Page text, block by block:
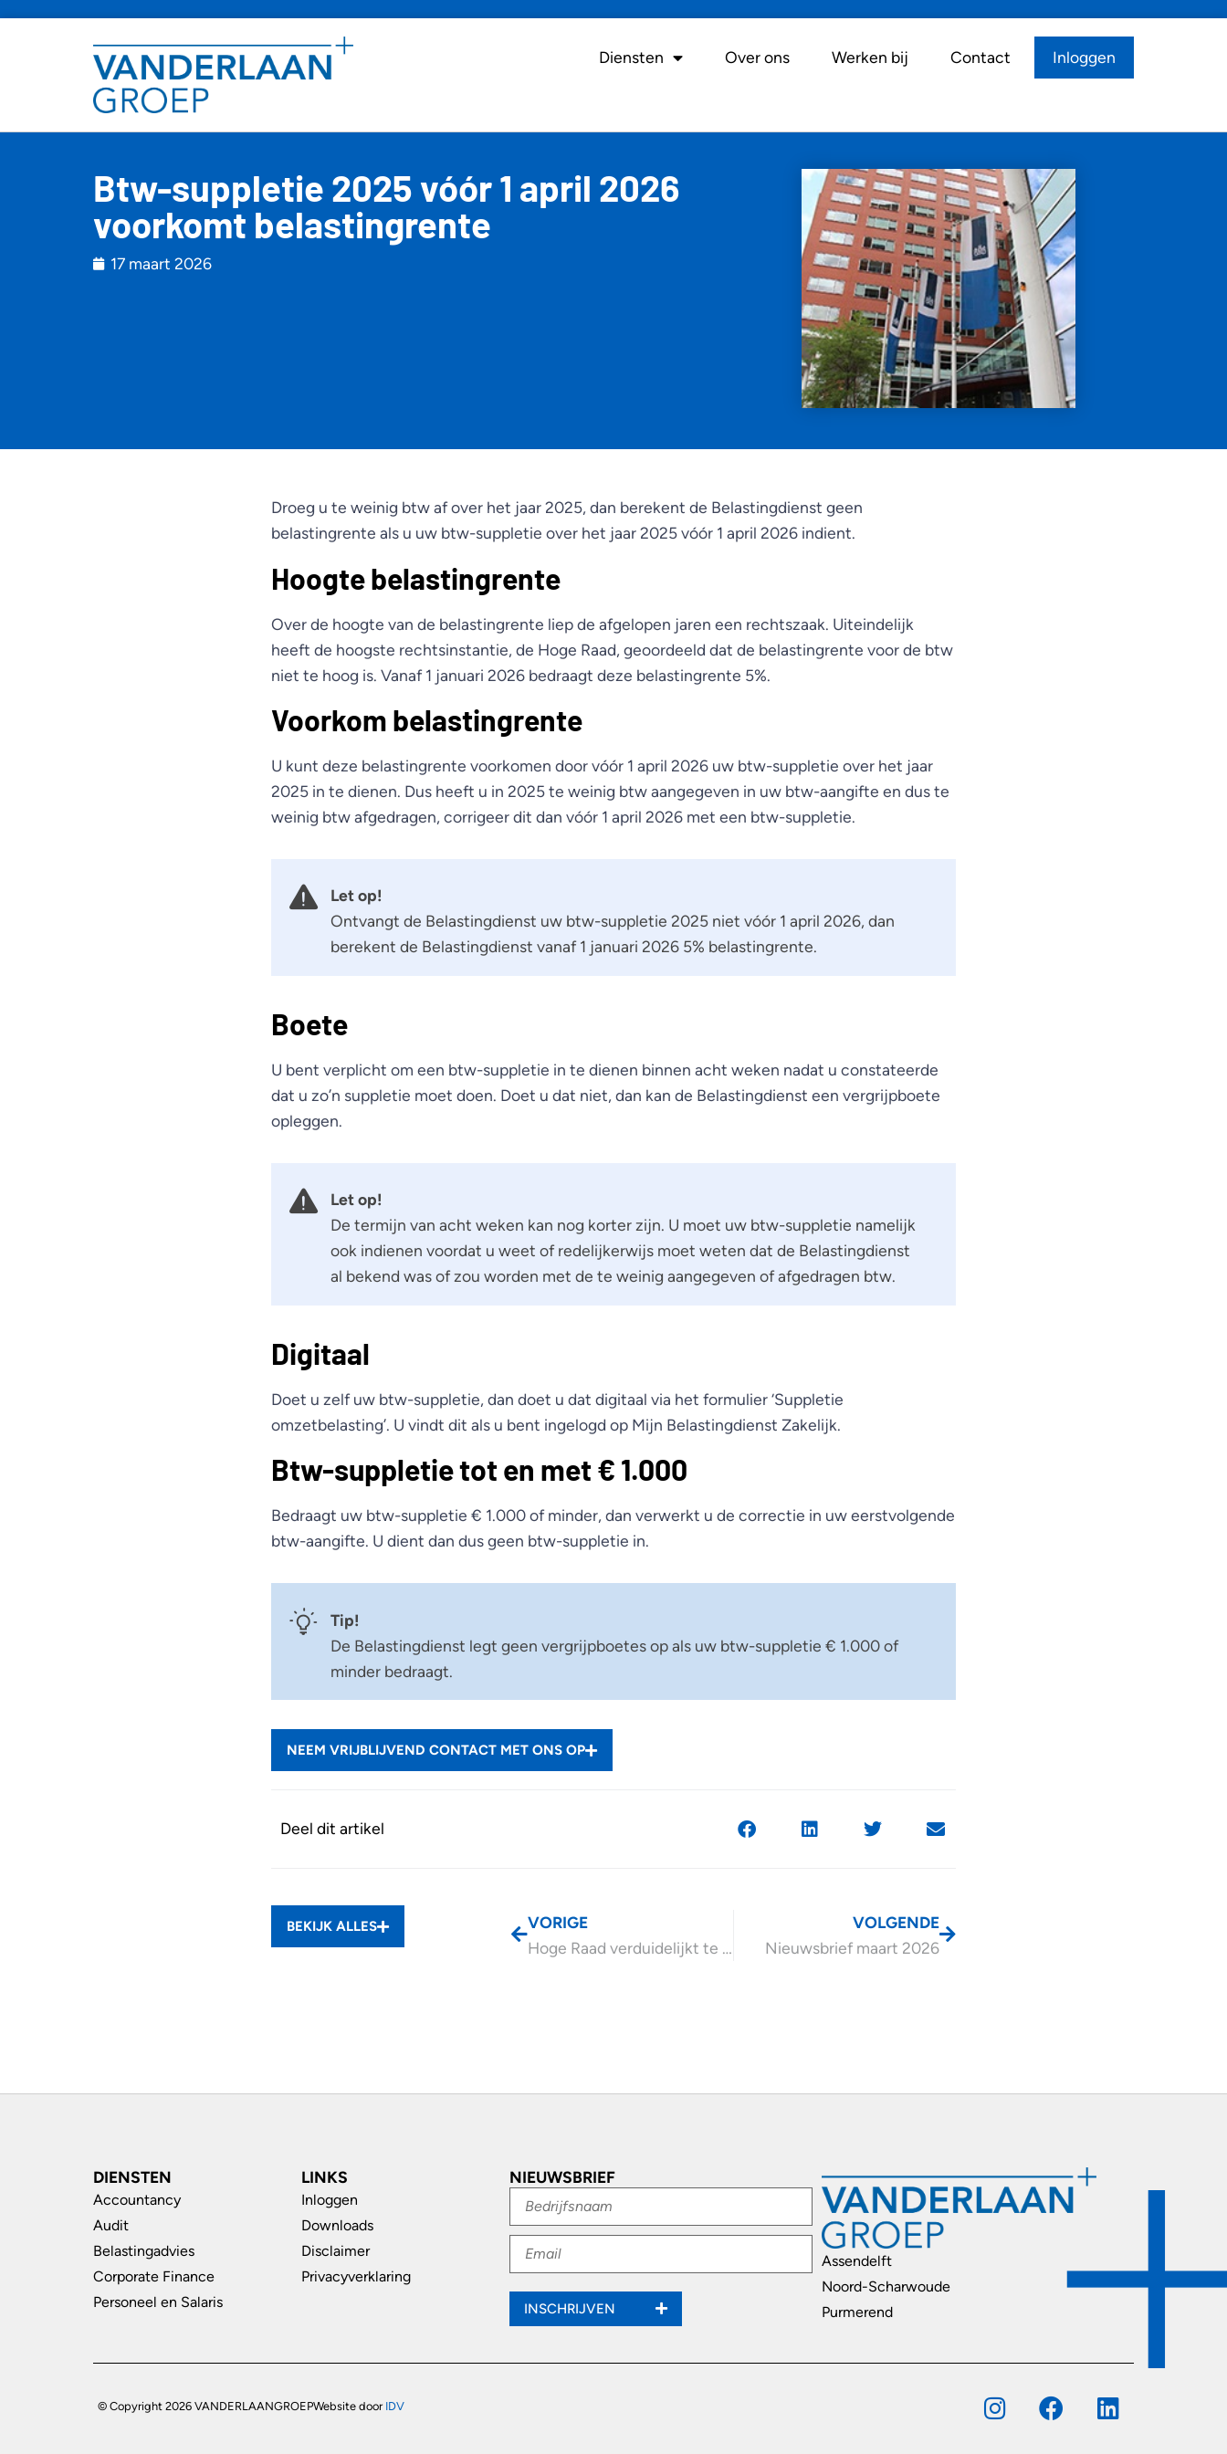
Diensten Over ons Werken bij Contact Inloggen
Btw-suppletie 2025 vóór 1 april 2026
voorkomt belastingrente
17 maart 2026
Droeg u te weinig btw af over het jaar 2025, dan berekent de Belastingdienst geen
belastingrente als u uw btw-suppletie over het jaar 2025 vóór 1 april 2026 indient.
Hoogte belastingrente
Over de hoogte van de belastingrente liep de afgelopen jaren een rechtszaak. Uiteindelijk
heeft de hoogste rechtsinstantie, de Hoge Raad, geoordeeld dat de belastingrente voor de btw
niet te hoog is. Vanaf 1 januari 2026 bedraagt deze belastingrente 5%.
Voorkom belastingrente
U kunt deze belastingrente voorkomen door vóór 1 april 2026 uw btw-suppletie over het jaar
2025 in te dienen. Dus heeft u in 2025 te weinig btw aangegeven in uw btw-aangifte en dus te
weinig btw afgedragen, corrigeer dit dan vóór 1 april 2026 met een btw-suppletie.
Let op!
Ontvangt de Belastingdienst uw btw-suppletie 2025 niet vóór 1 april 2026, dan
berekent de Belastingdienst vanaf 1 januari 2026 5% belastingrente.
Boete
U bent verplicht om een btw-suppletie in te dienen binnen acht weken nadat u constateerde
dat u zo’n suppletie moet doen. Doet u dat niet, dan kan de Belastingdienst een vergrijpboete
opleggen.
Let op!
De termijn van acht weken kan nog korter zijn. U moet uw btw-suppletie namelijk
ook indienen voordat u weet of redelijkerwijs moet weten dat de Belastingdienst
al bekend was of zou worden met de te weinig aangegeven of afgedragen btw.
Digitaal
Doet u zelf uw btw-suppletie, dan doet u dat digitaal via het formulier ‘Suppletie
omzetbelasting’. U vindt dit als u bent ingelogd op Mijn Belastingdienst Zakelijk.
Btw-suppletie tot en met € 1.000
Bedraagt uw btw-suppletie € 1.000 of minder, dan verwerkt u de correctie in uw eerstvolgende
btw-aangifte. U dient dan dus geen btw-suppletie in.
Tip!
De Belastingdienst legt geen vergrijpboetes op als uw btw-suppletie € 1.000 of
minder bedraagt.
NEEM VRIJBLIJVEND CONTACT MET ONS OP
Deel dit artikel
BEKIJK ALLES
VORIGE
Hoge Raad verduidelijkt te verstrekken informatie WOZ-taxatie
VOLGENDE
Nieuwsbrief maart 2026
DIENSTEN
Accountancy
Audit
Belastingadvies
Corporate Finance
Personeel en Salaris
LINKS
Inloggen
Downloads
Disclaimer
Privacyverklaring
NIEUWSBRIEF
INSCHRIJVEN
Assendelft
Noord-Scharwoude
Purmerend
© Copyright 2026 VANDERLAANGROEPWebsite door IDV